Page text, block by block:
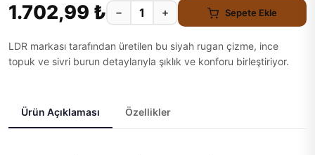
1.702,99 ₺ − + Sepete Ekle
LDR markası tarafından üretilen bu siyah rugan çizme, ince
topuk ve sivri burun detaylarıyla şıklık ve konforu birleştiriyor.
Ürün Açıklaması Özellikler